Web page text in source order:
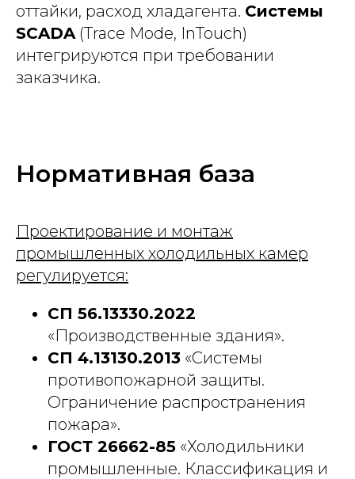
оттайки, расход хладагента. Системы
SCADA (Trace Mode, InTouch)
интегрируются при требовании
заказчика.
Нормативная база
Проектирование и монтаж
промышленных холодильных камер
регулируется:
СП 56.13330.2022
«Производственные здания».
СП 4.13130.2013 «Системы
противопожарной защиты.
Ограничение распространения
пожара».
ГОСТ 26662-85 «Холодильники
промышленные. Классификация и